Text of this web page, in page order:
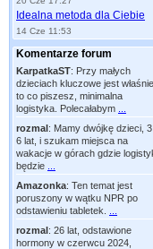
Idealna metoda dla Ciebie
14 Cze 11:53
Komentarze forum
KarpatkaST: Przy małych
dzieciach kluczowe jest właśnie
to co piszesz, minimalna
logistyka. Polecałabym
rozmal: Mamy dwójkę dzieci,
6 lat, i szukam miejsca na
wakacje w górach gdzie
będzie
Amazonka: Ten temat jest
poruszony w wątku NPR po
odstawieniu tabletek.
rozmal: 26 lat, odstawione
hormony w czerwcu 2024,